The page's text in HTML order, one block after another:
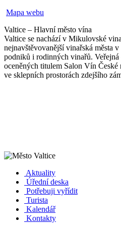
Mapa webu
Valtice – Hlavní město vína
Valtice se nachází v Mikulovské
nejnavštěvovanější vinařská města
podniků i rodinných vinařů. Veřejná
oceněných titulem Salon Vín České
ve sklepních prostorách zdejšího
Aktuality
Úřední deska
Potřebuji vyřídit
Turista
Kalendář
Kontakty